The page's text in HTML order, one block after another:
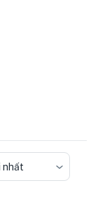
nhất